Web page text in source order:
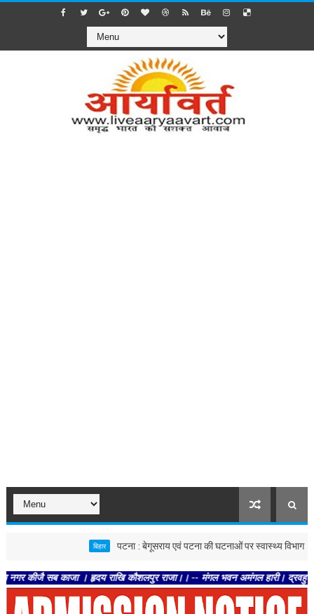
पटना : बेगूसराय एवं पटना की घटनाओं पर स्वास्थ्य विभाग सख्त,
सब काजा । हृदय राखि कौशलपुर राजा।। -- मंगल भवन अमंगल हारी। द्रवहु सुदसरथ